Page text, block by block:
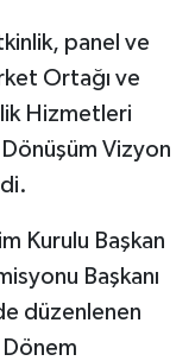
panel ve
Ortağı ve
Hizmetleri
Vizyon
Kurulu Başkan
Başkanı
düzenlenen